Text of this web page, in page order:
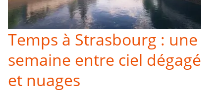
Temps à Strasbourg : une
semaine entre ciel dégagé
et nuages